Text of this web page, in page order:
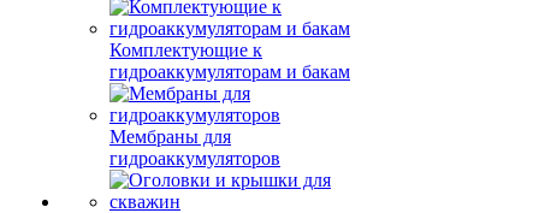
Комплектующие к
гидроаккумуляторам и бакам
Мембраны для
гидроаккумуляторов